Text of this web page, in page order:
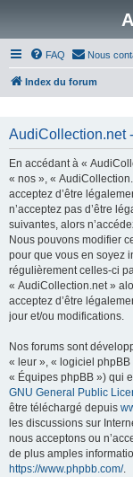
FAQ Nous
Index du forum
AudiCollection.net
En accédant à «
« nos », «
acceptez d’être
n’acceptez pas d’être
suivantes, alors
Nous pouvons modifier
pour que vous en soyez
régulièrement celles-ci
« AudiCollection.net »
acceptez d’être
jour et/ou modifications.
Nos forums sont
« leur », « logiciel
« Équipes phpBB ») qui
GNU General Public
être téléchargé depuis
les discussions sur
nous acceptons ou
de plus amples
https://www.phpbb.com/.